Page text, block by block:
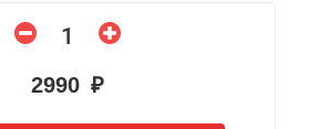
2990 ₽